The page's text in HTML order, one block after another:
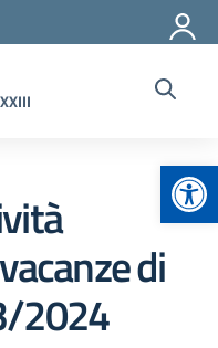
di
2024